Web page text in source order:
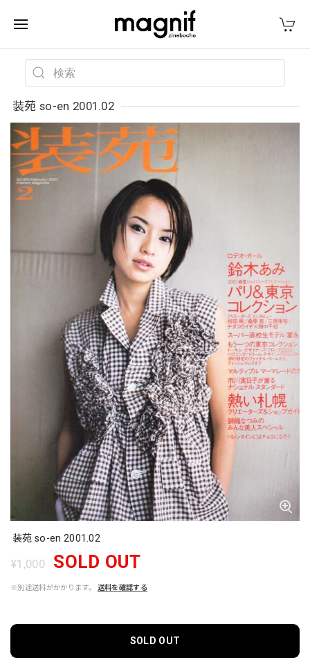
装苑 so-en 2001.02
装苑 so-en 2001.02
¥1,000 SOLD OUT
※別途送料がかかります。 送料を確認する
SOLD OUT